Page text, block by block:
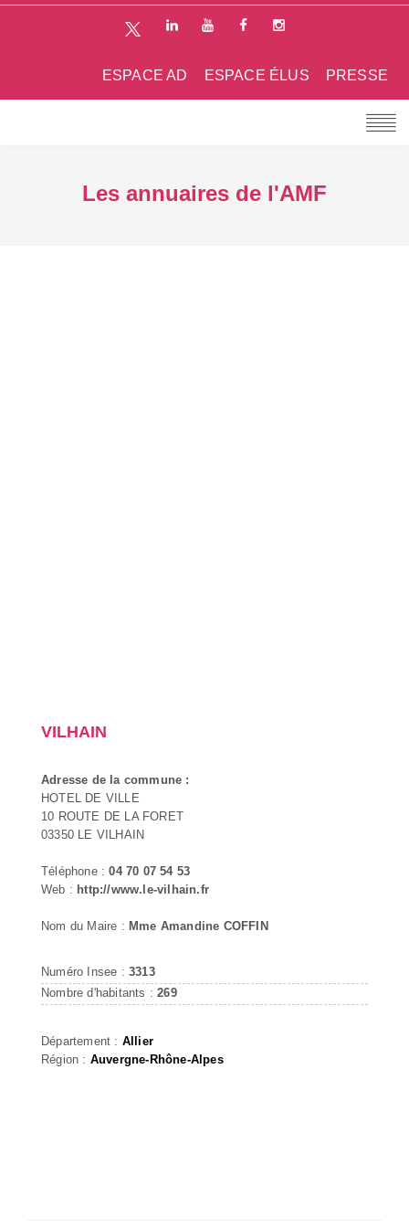
PRESSE
ESPACE ÉLUS
ESPACE AD
Les annuaires de l'AMF
VILHAIN
Adresse de la commune :
HOTEL DE VILLE
10 ROUTE DE LA FORET
03350 LE VILHAIN
Téléphone :04 70 07 54 53
Web : http://www.le-vilhain.fr
Nom du Maire : Mme Amandine COFFIN
Numéro Insee : 3313
Nombre d'habitants :269
Département : Allier
Région : Auvergne-Rhône-Alpes